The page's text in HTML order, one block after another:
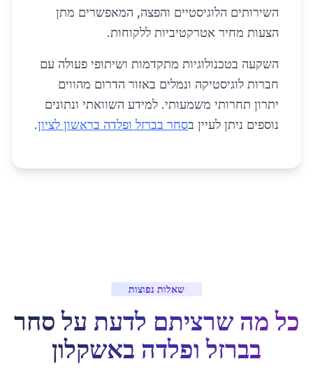
השירותים הלוגיסטיים והפצה, המאפשרים מתן
הצעות מחיר אטרקטיביות ללקוחות.
השקעה בטכנולוגיות מתקדמות ושיתופי פעולה עם
חברות לוגיסטיקה ונמלים באזור הדרום מהווים
יתרון תחרותי משמעותי. למידע השוואתי ונתונים
נוספים ניתן לעיין בסחר בברזל ופלדה בראשון לציון.
שאלות נפוצות
כל מה שרציתם לדעת על סחר
בברזל ופלדה באשקלון